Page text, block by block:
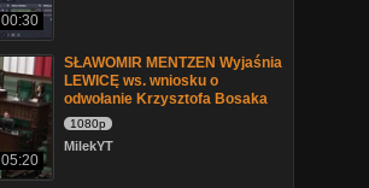
00:30
05:20
SŁAWOMIR MENTZEN Wyjaśnia
LEWICĘ ws. wniosku o
odwołanie Krzysztofa Bosaka
1080p
MilekYT